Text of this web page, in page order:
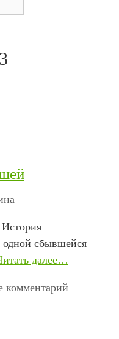
История
одной сбывшейся
далее…
комментарий